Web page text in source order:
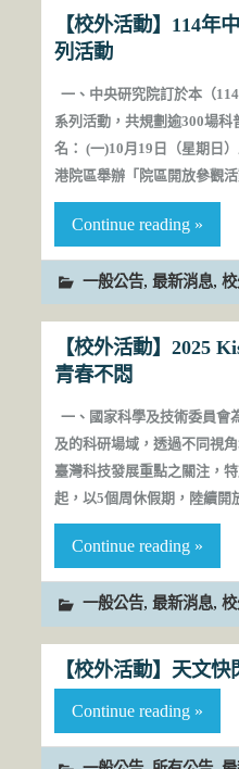
【校外活動】114年
列活動
一、中央研究院訂於本（
系列活動，共規劃逾300場
名： (一)10月19日（星期日
港院區舉辦「院區開放參觀
Continue reading »
一般公告, 最新消息,
【校外活動】2025
青春不悶
一、國家科學及技術委員會
及的科研場域，透過不同視
臺灣科技發展重點之關注，
起，以5個周休假期，陸續
Continue reading »
一般公告, 最新消息,
【校外活動】天文快
Continue reading »